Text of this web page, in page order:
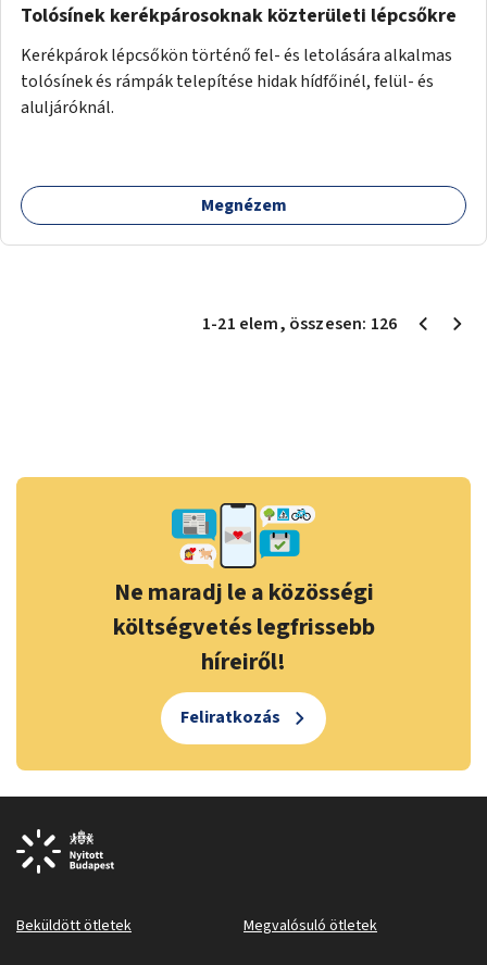
Tolósínek kerékpárosoknak közterületi lépcsőkre
Kerékpárok lépcsőkön történő fel- és letolására alkalmas
tolósínek és rámpák telepítése hidak hídfőinél, felül- és
aluljáróknál.
Megnézem
1-21 elem, összesen: 126
Ne maradj le a közösségi
költségvetés legfrissebb
híreiről!
Feliratkozás
Beküldött ötletek Megvalósuló ötletek